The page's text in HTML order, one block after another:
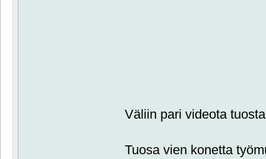
Väliin pari videota
Tuosa vien konetta